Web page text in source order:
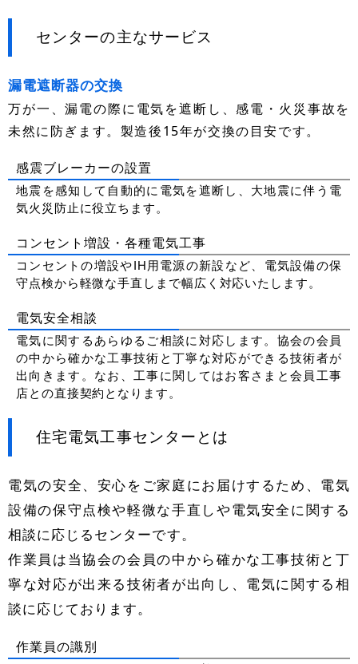
センターの主なサービス
漏電遮断器の交換
万が一、漏電の際に電気を遮断し、感電・火災事故を
未然に防ぎます。製造後15年が交換の目安です。
感震ブレーカーの設置
地震を感知して自動的に電気を遮断し、大地震に伴う電
気火災防止に役立ちます。
コンセント増設・各種電気工事
コンセントの増設やIH用電源の新設など、電気設備の保
守点検から軽微な手直しまで幅広く対応いたします。
電気安全相談
電気に関するあらゆるご相談に対応します。協会の会員
の中から確かな工事技術と丁寧な対応ができる技術者が
出向きます。なお、工事に関してはお客さまと会員工事
店との直接契約となります。
住宅電気工事センターとは
電気の安全、安心をご家庭にお届けするため、電気
設備の保守点検や軽微な手直しや電気安全に関する
相談に応じるセンターです。
作業員は当協会の会員の中から確かな工事技術と丁
寧な対応が出来る技術者が出向し、電気に関する相
談に応じております。
作業員の識別